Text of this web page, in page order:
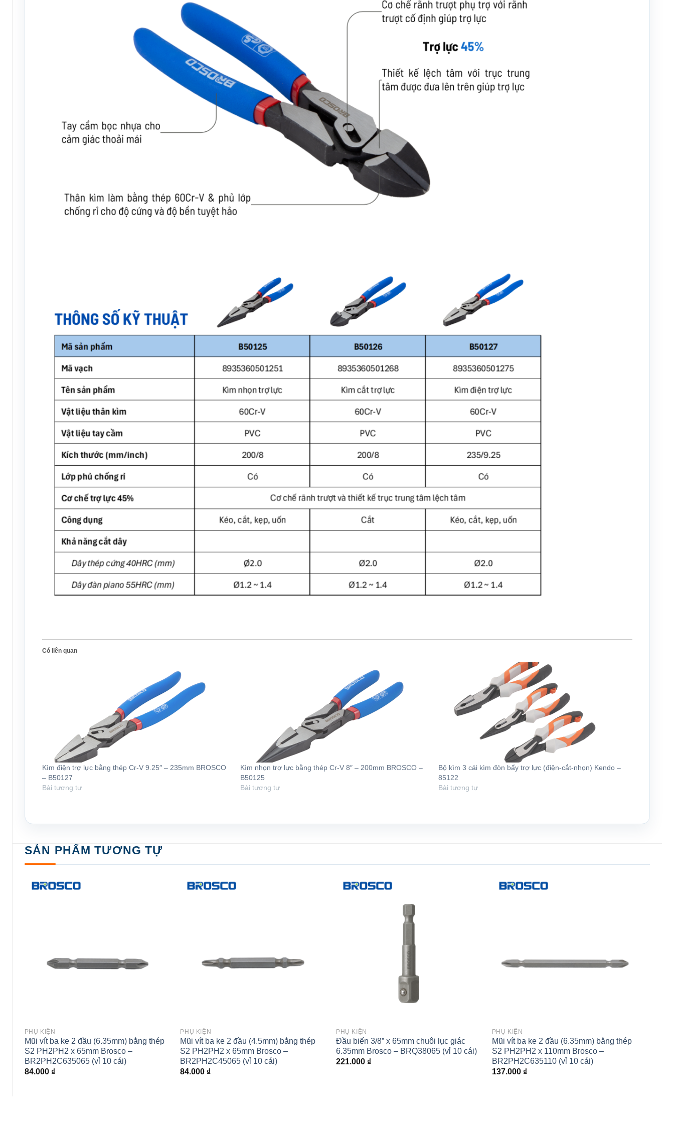
Có liên quan
Kìm điện trợ lực bằng thép Cr-V 9.25″ – 235mm BROSCO
– B50127
Bài tương tự
Kìm nhọn trợ lực bằng thép Cr-V 8″ – 200mm BROSCO –
B50125
Bài tương tự
Bộ kìm 3 cái kìm đòn bẩy trợ lực (điện-cắt-nhọn) Kendo –
85122
Bài tương tự
SẢN PHẨM TƯƠNG TỰ
PHỤ KIỆN
Mũi vít ba ke 2 đầu (6.35mm) bằng thép
S2 PH2PH2 x 65mm Brosco –
BR2PH2C635065 (vỉ 10 cái)
84.000 ₫
PHỤ KIỆN
Mũi vít ba ke 2 đầu (4.5mm) bằng thép
S2 PH2PH2 x 65mm Brosco –
BR2PH2C45065 (vỉ 10 cái)
84.000 ₫
PHỤ KIỆN
Đầu biến 3/8” x 65mm chuôi lục giác
6.35mm Brosco – BRQ38065 (vỉ 10 cái)
221.000 ₫
PHỤ KIỆN
Mũi vít ba ke 2 đầu (6.35mm) bằng thép
S2 PH2PH2 x 110mm Brosco –
BR2PH2C635110 (vỉ 10 cái)
137.000 ₫